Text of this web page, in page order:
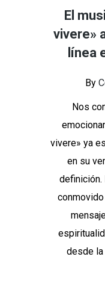
El
vivere»
línea
By
Nos
vivere» ya
en su
definición.
desde la